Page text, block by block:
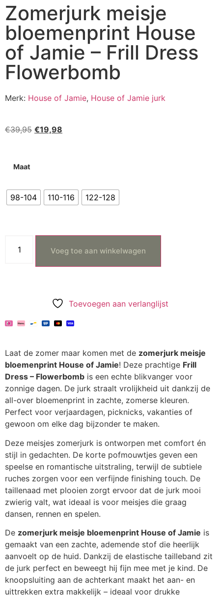
Zomerjurk meisje
bloemenprint House
of Jamie – Frill Dress
Flowerbomb
Merk: House of Jamie, House of Jamie jurk
€39,95 €19,98
Maat
98-104 110-116 122-128
Voeg toe aan winkelwagen
Toevoegen aan verlanglijst
Laat de zomer maar komen met de zomerjurk meisje
bloemenprint House of Jamie! Deze prachtige Frill
Dress – Flowerbomb is een echte blikvanger voor
zonnige dagen. De jurk straalt vrolijkheid uit dankzij de
all-over bloemenprint in zachte, zomerse kleuren.
Perfect voor verjaardagen, picknicks, vakanties of
gewoon om elke dag bijzonder te maken.
Deze meisjes zomerjurk is ontworpen met comfort én
stijl in gedachten. De korte pofmouwtjes geven een
speelse en romantische uitstraling, terwijl de subtiele
ruches zorgen voor een verfijnde finishing touch. De
taillenaad met plooien zorgt ervoor dat de jurk mooi
zwierig valt, wat ideaal is voor meisjes die graag
dansen, rennen en spelen.
De zomerjurk meisje bloemenprint House of Jamie is
gemaakt van een zachte, ademende stof die heerlijk
aanvoelt op de huid. Dankzij de elastische tailleband zit
de jurk perfect en beweegt hij fijn mee met je kind. De
knoopsluiting aan de achterkant maakt het aan- en
uittrekken extra makkelijk – ideaal voor drukke